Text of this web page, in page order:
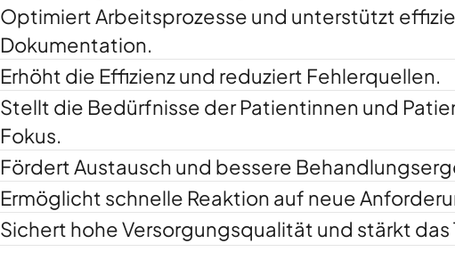
Optimiert Arbeitsprozesse und unterstützt
Dokumentation.
Erhöht die Effizienz und reduziert Fehlerquellen.
Stellt die Bedürfnisse der Patientinnen und
Fokus.
Fördert Austausch und bessere
Ermöglicht schnelle Reaktion auf neue
Sichert hohe Versorgungsqualität und stärkt das